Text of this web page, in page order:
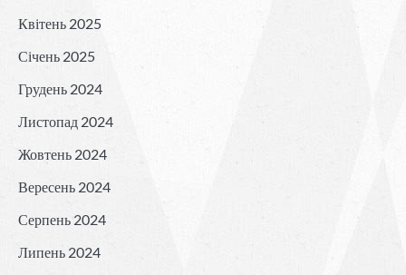
Квітень 2025
Січень 2025
Грудень 2024
Листопад 2024
Жовтень 2024
Вересень 2024
Серпень 2024
Липень 2024